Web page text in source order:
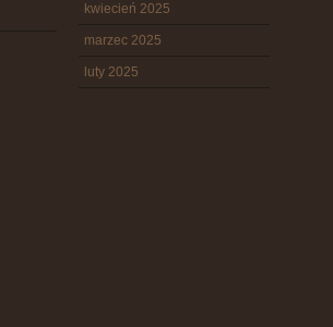
kwiecień 2025
marzec 2025
luty 2025